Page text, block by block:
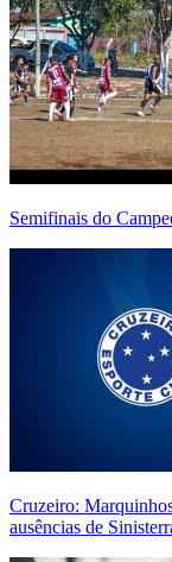
Semifinais do
Cruzeiro:
ausências de